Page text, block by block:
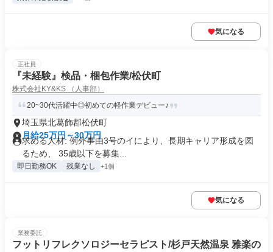
気になる
正社員
『未経験』検品・梱包作業/松伏町
株式会社KY&KS （人事部）
20~30代活躍中◎初めての軽作業デビュー♪
埼玉県北葛飾郡松伏町
月給25万円～30万円
求める人材: 例外事由3号のイにより、長期キャリア形成を図
るため、 35歳以下を募集...
即日勤務OK 残業なし +1個
気になる
業務委託
フットリフレクソロジーセラピスト/杉戸天然温泉 雅楽の